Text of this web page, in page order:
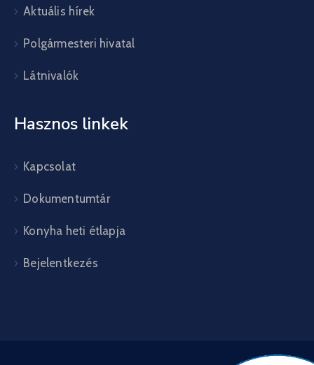
Aktuális hírek
Polgármesteri hivatal
Látnivalók
Hasznos linkek
Kapcsolat
Dokumentumtár
Konyha heti étlapja
Bejelentkezés